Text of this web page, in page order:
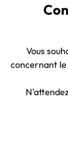
Vous
concernant le